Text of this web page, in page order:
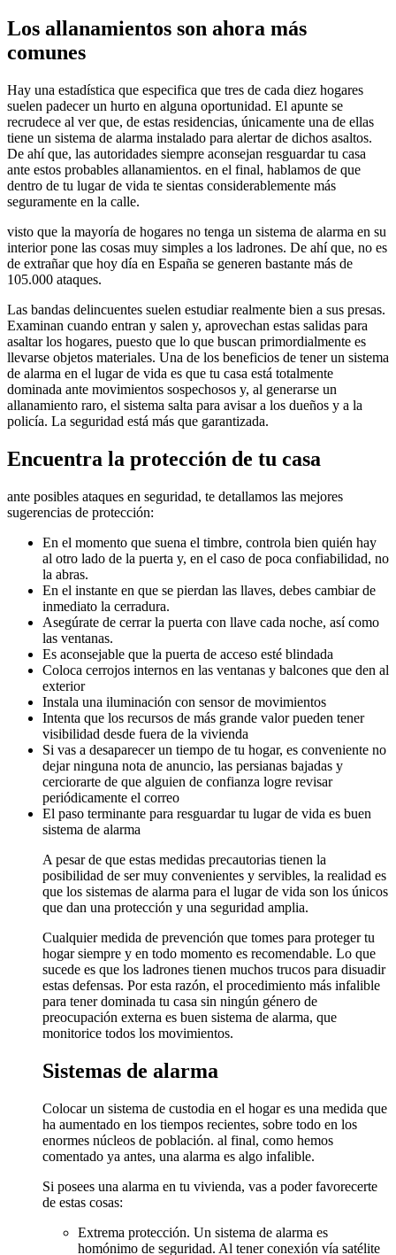
Los allanamientos son ahora más
comunes
Hay una estadística que especifica que tres de cada diez hogares
suelen padecer un hurto en alguna oportunidad. El apunte se
recrudece al ver que, de estas residencias, únicamente una de ellas
tiene un sistema de alarma instalado para alertar de dichos asaltos.
De ahí que, las autoridades siempre aconsejan resguardar tu casa
ante estos probables allanamientos. en el final, hablamos de que
dentro de tu lugar de vida te sientas considerablemente más
seguramente en la calle.
visto que la mayoría de hogares no tenga un sistema de alarma en su
interior pone las cosas muy simples a los ladrones. De ahí que, no es
de extrañar que hoy día en España se generen bastante más de
105.000 ataques.
Las bandas delincuentes suelen estudiar realmente bien a sus presas.
Examinan cuando entran y salen y, aprovechan estas salidas para
asaltar los hogares, puesto que lo que buscan primordialmente es
llevarse objetos materiales. Una de los beneficios de tener un sistema
de alarma en el lugar de vida es que tu casa está totalmente
dominada ante movimientos sospechosos y, al generarse un
allanamiento raro, el sistema salta para avisar a los dueños y a la
policía. La seguridad está más que garantizada.
Encuentra la protección de tu casa
ante posibles ataques en seguridad, te detallamos las mejores
sugerencias de protección:
En el momento que suena el timbre, controla bien quién hay
al otro lado de la puerta y, en el caso de poca confiabilidad, no
la abras.
En el instante en que se pierdan las llaves, debes cambiar de
inmediato la cerradura.
Asegúrate de cerrar la puerta con llave cada noche, así como
las ventanas.
Es aconsejable que la puerta de acceso esté blindada
Coloca cerrojos internos en las ventanas y balcones que den al
exterior
Instala una iluminación con sensor de movimientos
Intenta que los recursos de más grande valor pueden tener
visibilidad desde fuera de la vivienda
Si vas a desaparecer un tiempo de tu hogar, es conveniente no
dejar ninguna nota de anuncio, las persianas bajadas y
cerciorarte de que alguien de confianza logre revisar
periódicamente el correo
El paso terminante para resguardar tu lugar de vida es buen
sistema de alarma
A pesar de que estas medidas precautorias tienen la
posibilidad de ser muy convenientes y servibles, la realidad es
que los sistemas de alarma para el lugar de vida son los únicos
que dan una protección y una seguridad amplia.
Cualquier medida de prevención que tomes para proteger tu
hogar siempre y en todo momento es recomendable. Lo que
sucede es que los ladrones tienen muchos trucos para disuadir
estas defensas. Por esta razón, el procedimiento más infalible
para tener dominada tu casa sin ningún género de
preocupación externa es buen sistema de alarma, que
monitorice todos los movimientos.
Sistemas de alarma
Colocar un sistema de custodia en el hogar es una medida que
ha aumentado en los tiempos recientes, sobre todo en los
enormes núcleos de población. al final, como hemos
comentado ya antes, una alarma es algo infalible.
Si posees una alarma en tu vivienda, vas a poder favorecerte
de estas cosas:
Extrema protección. Un sistema de alarma es
homónimo de seguridad. Al tener conexión vía satélite